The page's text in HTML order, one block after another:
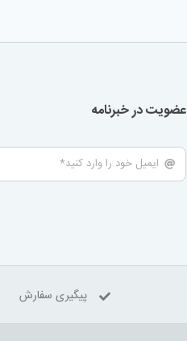
عضویت در خبرنامه
پیگیری سفارش